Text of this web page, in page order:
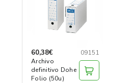
60,38€
09151
Archivo
definitivo Dohe
Folio (50u)